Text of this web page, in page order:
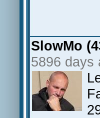
SlowMo
5896 days